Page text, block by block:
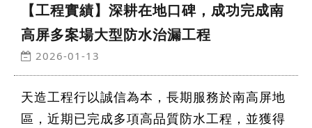
【工程實績】深耕在地口碑，成功完成南
高屏多案場大型防水治漏工程
2026-01-13
天造工程行以誠信為本，長期服務於南高屏地
區，近期已完成多項高品質防水工程，並獲得